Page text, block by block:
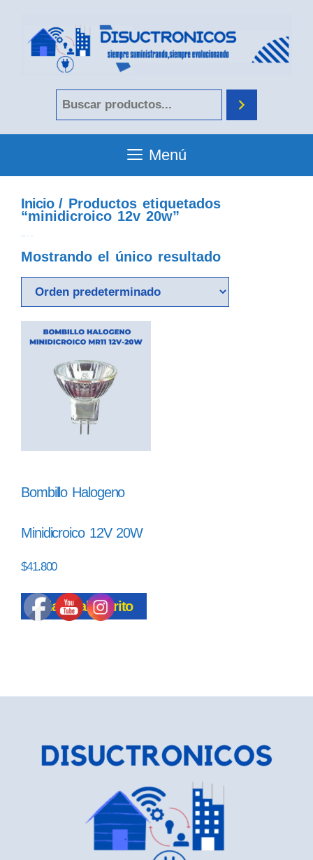
Menú
Inicio/ Productos etiquetados
“minidicroico 12v 20w”
Mostrando el único resultado
Bombillo Halogeno
Minidicroico 12V 20W
$41.800
Añadir al carrito